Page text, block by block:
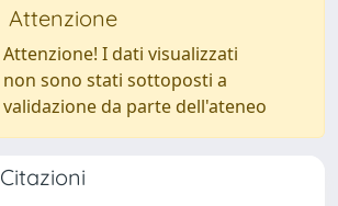
Attenzione
Attenzione! I dati visualizzati
non sono stati sottoposti a
validazione da parte dell'ateneo
Citazioni